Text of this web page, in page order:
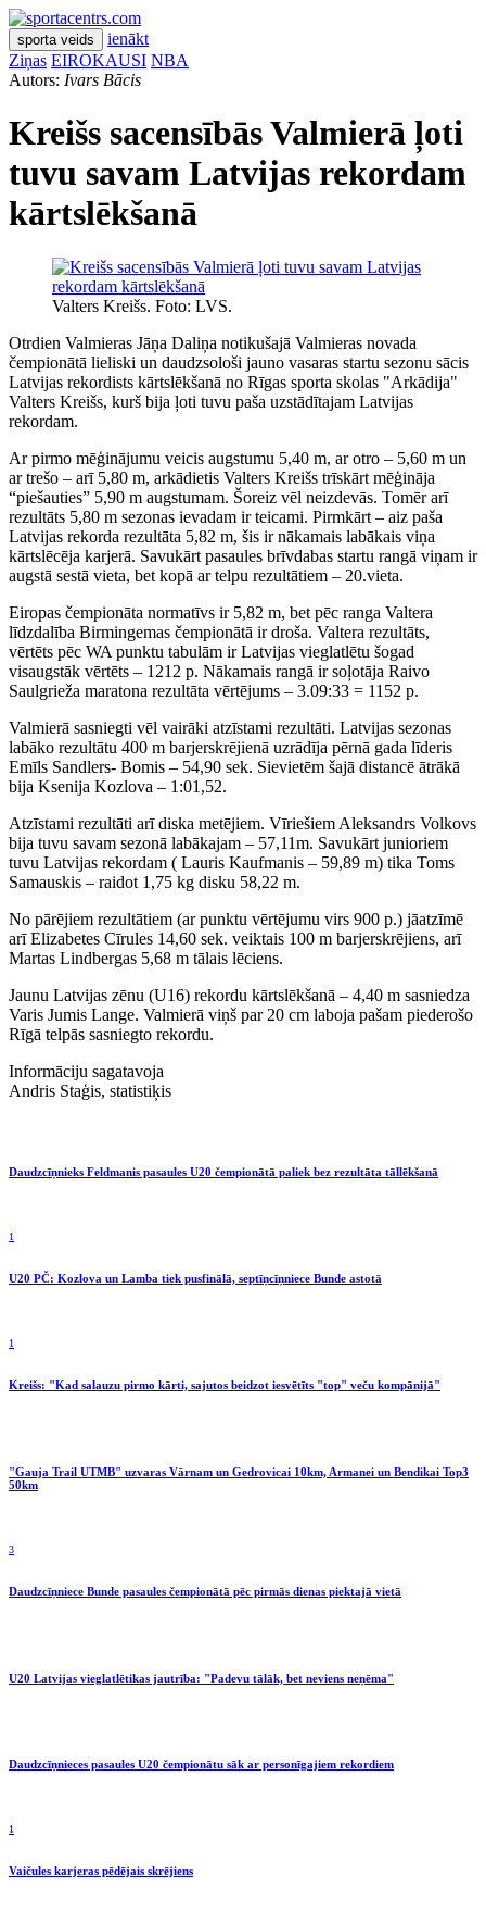
sporta veids
ienākt
Ziņas EIROKAUSI NBA
Autors: Ivars Bācis
Kreišs sacensībās Valmierā ļoti
tuvu savam Latvijas rekordam
kārtslēkšanā
Valters Kreišs. Foto: LVS.
Otrdien Valmieras Jāņa Daliņa notikušajā Valmieras novada
čempionātā lieliski un daudzsološi jauno vasaras startu sezonu sācis
Latvijas rekordists kārtslēkšanā no Rīgas sporta skolas "Arkādija"
Valters Kreišs, kurš bija ļoti tuvu paša uzstādītajam Latvijas
rekordam.
Ar pirmo mēģinājumu veicis augstumu 5,40 m, ar otro – 5,60 m un
ar trešo – arī 5,80 m, arkādietis Valters Kreišs trīskārt mēģināja
“piešauties” 5,90 m augstumam. Šoreiz vēl neizdevās. Tomēr arī
rezultāts 5,80 m sezonas ievadam ir teicami. Pirmkārt – aiz paša
Latvijas rekorda rezultāta 5,82 m, šis ir nākamais labākais viņa
kārtslēcēja karjerā. Savukārt pasaules brīvdabas startu rangā viņam ir
augstā sestā vieta, bet kopā ar telpu rezultātiem – 20.vieta.
Eiropas čempionāta normatīvs ir 5,82 m, bet pēc ranga Valtera
līdzdalība Birmingemas čempionātā ir droša. Valtera rezultāts,
vērtēts pēc WA punktu tabulām ir Latvijas vieglatlētu šogad
visaugstāk vērtēts – 1212 p. Nākamais rangā ir soļotāja Raivo
Saulgrieža maratona rezultāta vērtējums – 3.09:33 = 1152 p.
Valmierā sasniegti vēl vairāki atzīstami rezultāti. Latvijas sezonas
labāko rezultātu 400 m barjerskrējienā uzrādīja pērnā gada līderis
Emīls Sandlers- Bomis – 54,90 sek. Sievietēm šajā distancē ātrākā
bija Ksenija Kozlova – 1:01,52.
Atzīstami rezultāti arī diska metējiem. Vīriešiem Aleksandrs Volkovs
bija tuvu savam sezonā labākajam – 57,11m. Savukārt junioriem
tuvu Latvijas rekordam ( Lauris Kaufmanis – 59,89 m) tika Toms
Samauskis – raidot 1,75 kg disku 58,22 m.
No pārējiem rezultātiem (ar punktu vērtējumu virs 900 p.) jāatzīmē
arī Elizabetes Cīrules 14,60 sek. veiktais 100 m barjerskrējiens, arī
Martas Lindbergas 5,68 m tālais lēciens.
Jaunu Latvijas zēnu (U16) rekordu kārtslēkšanā – 4,40 m sasniedza
Varis Jumis Lange. Valmierā viņš par 20 cm laboja pašam piederošo
Rīgā telpās sasniegto rekordu.
Informāciju sagatavoja
Andris Staģis, statistiķis
Daudzcīņnieks Feldmanis pasaules U20 čempionātā paliek bez rezultāta tāllēkšanā
1
U20 PČ: Kozlova un Lamba tiek pusfinālā, septīņcīņniece Bunde astotā
1
Kreišs: "Kad salauzu pirmo kārti, sajutos beidzot iesvētīts "top" veču kompānijā"
"Gauja Trail UTMB" uzvaras Vārnam un Gedrovicai 10km, Armanei un Bendikai Top3
50km
3
Daudzcīņniece Bunde pasaules čempionātā pēc pirmās dienas piektajā vietā
U20 Latvijas vieglatlētikas jautrība: "Padevu tālāk, bet neviens neņēma"
Daudzcīņnieces pasaules U20 čempionātu sāk ar personīgajiem rekordiem
1
Vaičules karjeras pēdējais skrējiens